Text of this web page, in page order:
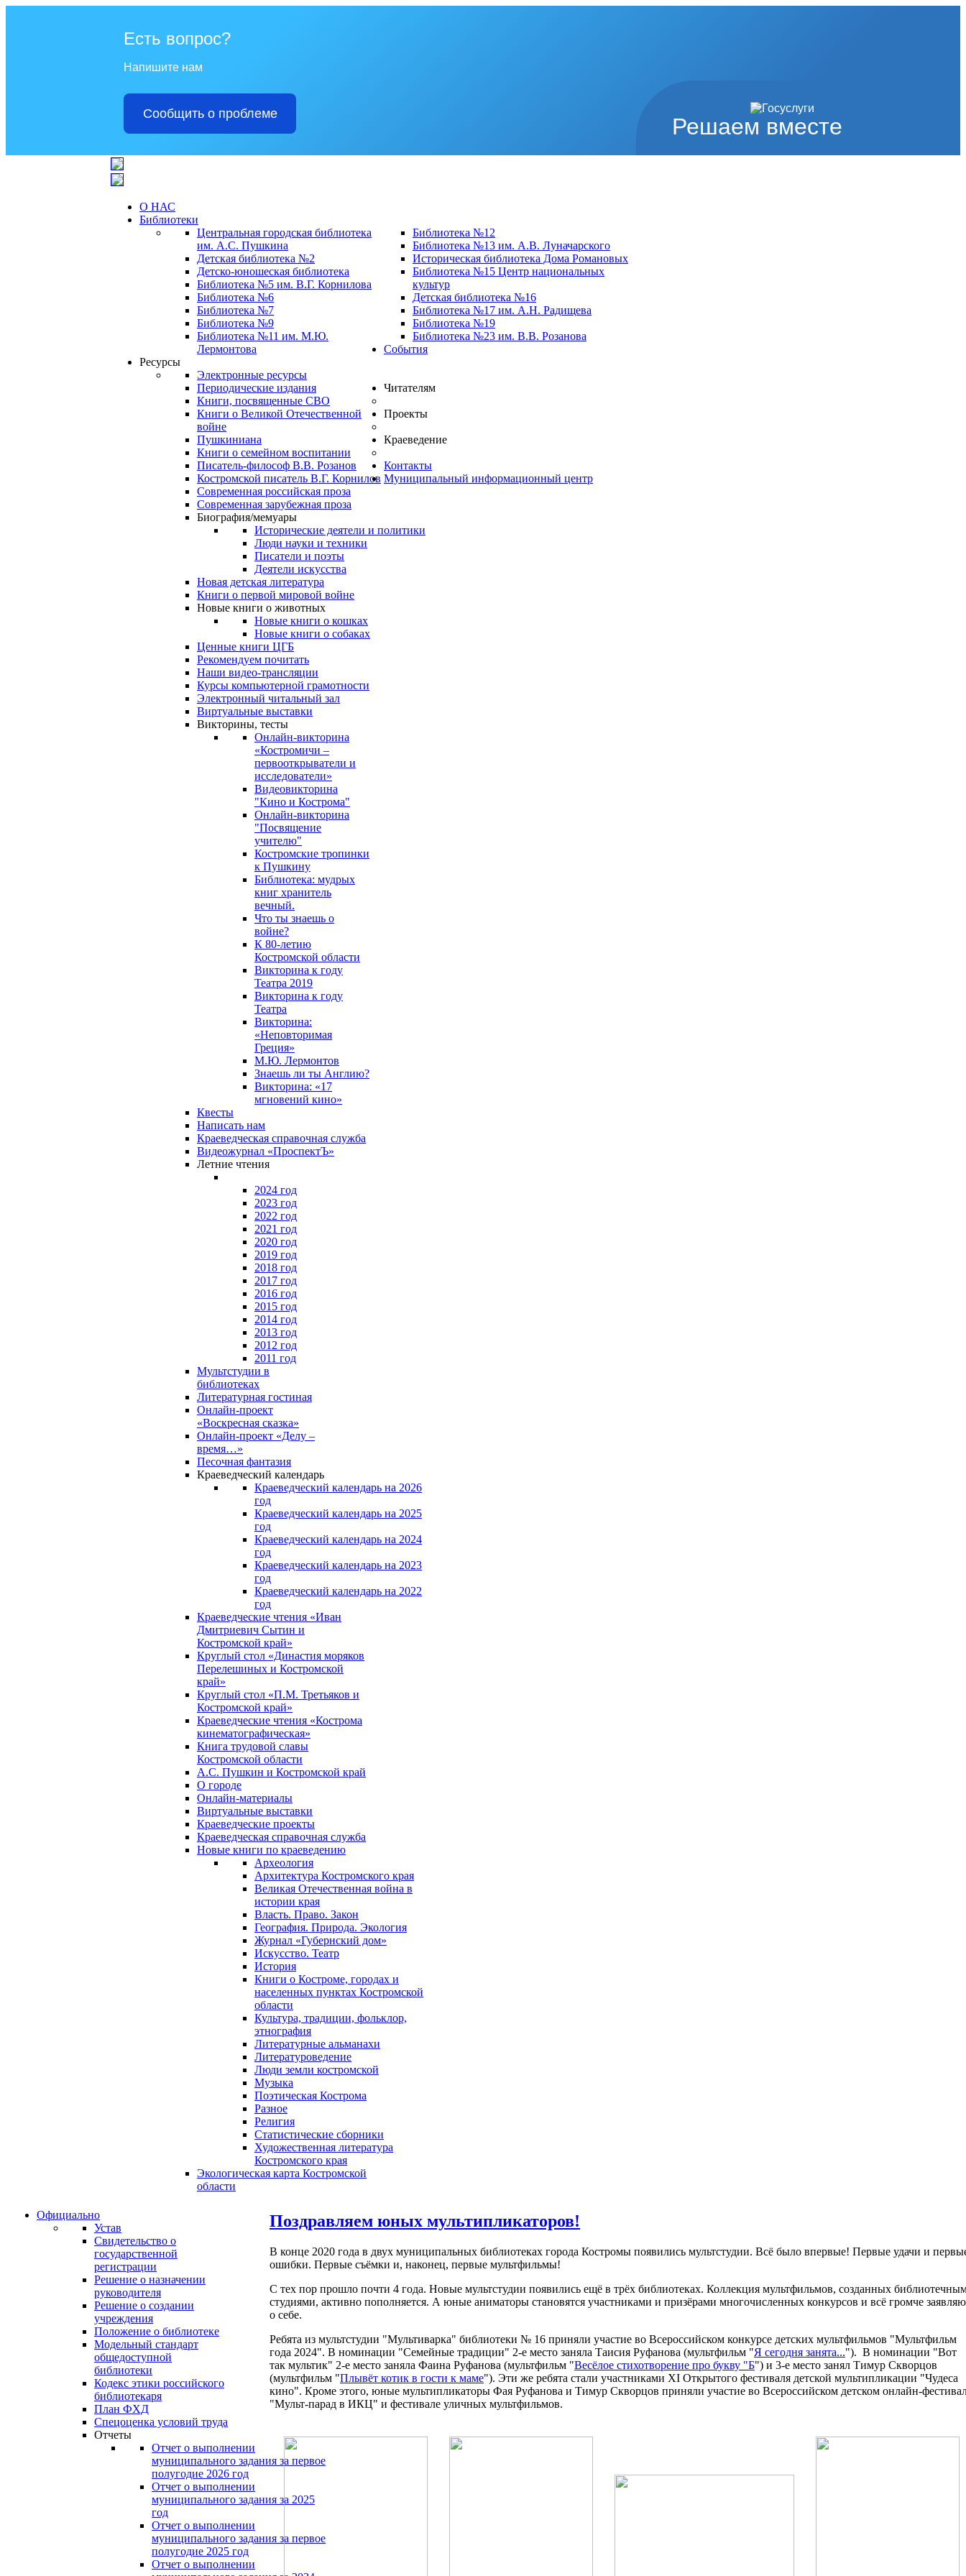
Решаем вместе
Есть вопрос?
Напишите нам
Сообщить о проблеме
О НАС
Библиотеки
Центральная городская библиотека
им. А.С. Пушкина
Детская библиотека №2
Детско-юношеская библиотека
Библиотека №5 им. В.Г. Корнилова
Библиотека №6
Библиотека №7
Библиотека №9
Библиотека №11 им. М.Ю.
Лермонтова
Библиотека №12
Библиотека №13 им. А.В. Луначарского
Историческая библиотека Дома Романовых
Библиотека №15 Центр национальных
культур
Детская библиотека №16
Библиотека №17 им. А.Н. Радищева
Библиотека №19
Библиотека №23 им. В.В. Розанова
События
Ресурсы
Электронные ресурсы
Периодические издания
Книги, посвященные СВО
Книги о Великой Отечественной
войне
Пушкиниана
Книги о семейном воспитании
Писатель-философ В.В. Розанов
Костромской писатель В.Г. Корнилов
Современная российская проза
Современная зарубежная проза
Биография/мемуары
Исторические деятели и политики
Люди науки и техники
Писатели и поэты
Деятели искусства
Новая детская литература
Книги о первой мировой войне
Новые книги о животных
Новые книги о кошках
Новые книги о собаках
Ценные книги ЦГБ
Читателям
Рекомендуем почитать
Наши видео-трансляции
Курсы компьютерной грамотности
Электронный читальный зал
Виртуальные выставки
Викторины, тесты
Онлайн-викторина
«Костромичи –
первооткрыватели и
исследователи»
Видеовикторина
"Кино и Кострома"
Онлайн-викторина
"Посвящение
учителю"
Костромские тропинки
к Пушкину
Библиотека: мудрых
книг хранитель
вечный.
Что ты знаешь о
войне?
К 80-летию
Костромской области
Викторина к году
Театра 2019
Викторина к году
Театра
Викторина:
«Неповторимая
Греция»
М.Ю. Лермонтов
Знаешь ли ты Англию?
Викторина: «17
мгновений кино»
Квесты
Написать нам
Краеведческая справочная служба
Видеожурнал «ПроспектЪ»
Проекты
Летние чтения
2024 год
2023 год
2022 год
2021 год
2020 год
2019 год
2018 год
2017 год
2016 год
2015 год
2014 год
2013 год
2012 год
2011 год
Мультстудии в
библиотеках
Литературная гостиная
Онлайн-проект
«Воскресная сказка»
Онлайн-проект «Делу –
время…»
Песочная фантазия
Краеведение
Краеведческий календарь
Краеведческий календарь на 2026
год
Краеведческий календарь на 2025
год
Краеведческий календарь на 2024
год
Краеведческий календарь на 2023
год
Краеведческий календарь на 2022
год
Краеведческие чтения «Иван
Дмитриевич Сытин и
Костромской край»
Круглый стол «Династия моряков
Перелешиных и Костромской
край»
Круглый стол «П.М. Третьяков и
Костромской край»
Краеведческие чтения «Кострома
кинематографическая»
Книга трудовой славы
Костромской области
А.С. Пушкин и Костромской край
О городе
Онлайн-материалы
Виртуальные выставки
Краеведческие проекты
Краеведческая справочная служба
Новые книги по краеведению
Археология
Архитектура Костромского края
Великая Отечественная война в
истории края
Власть. Право. Закон
География. Природа. Экология
Журнал «Губернский дом»
Искусство. Театр
История
Книги о Костроме, городах и
населенных пунктах Костромской
области
Культура, традиции, фольклор,
этнография
Литературные альманахи
Литературоведение
Люди земли костромской
Музыка
Поэтическая Кострома
Разное
Религия
Статистические сборники
Художественная литература
Костромского края
Экологическая карта Костромской
области
Контакты
Муниципальный информационный центр
Официально
Устав
Свидетельство о
государственной
регистрации
Решение о назначении
руководителя
Решение о создании
учреждения
Положение о библиотеке
Модельный стандарт
общедоступной
библиотеки
Кодекс этики российского
библиотекаря
План ФХД
Спецоценка условий труда
Отчеты
Отчет о выполнении
муниципального задания за первое
полугодие 2026 год
Отчет о выполнении
муниципального задания за 2025
год
Отчет о выполнении
муниципального задания за первое
полугодие 2025 год
Отчет о выполнении
Поздравляем юных мультипликаторов!
В конце 2020 года в двух муниципальных библиотеках города Костромы появились мультстудии. Всё было впервые! Первые удачи и
ошибки. Первые съёмки и, наконец, первые мультфильмы!
С тех пор прошло почти 4 года. Новые мультстудии появились ещё в трёх библиотеках. Коллекция мультфильмов, созданных
студиями, активно пополняется. А юные аниматоры становятся участниками и призёрами многочисленных конкурсов и всё громче
о себе.
Ребята из мультстудии "Мультиварка" библиотеки № 16 приняли участие во Всероссийском конкурсе детских мультфильмов "Мультфильм
года 2024". В номинации "Семейные традиции" 2-е место заняла Таисия Руфанова (мультфильм "Я сегодня занята..."). В номинации "Вот
так мультик" 2-е место заняла Фаина Руфанова (мультфильм "Весёлое стихотворение про букву "Б") и 3-е место занял Тимур Скворцов
(мультфильм "Плывёт котик в гости к маме"). Эти же ребята стали участниками XI Открытого фестиваля детской мультипликации "Чудеса
кино". Кроме этого, юные мультипликаторы Фая Руфанова и Тимур Скворцов приняли участие во Всероссийском детском онлайн-
"Мульт-парад в ИКЦ" и фестивале уличных мультфильмов.